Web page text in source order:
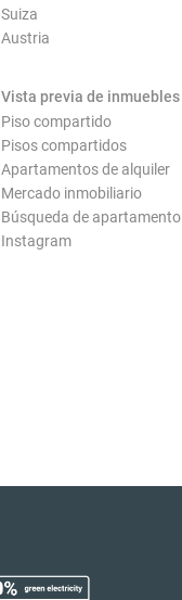
Suiza
Austria
Vista previa de inmuebles
Piso compartido
Pisos compartidos
Apartamentos de alquiler
Mercado inmobiliario
Búsqueda de apartamento
Instagram